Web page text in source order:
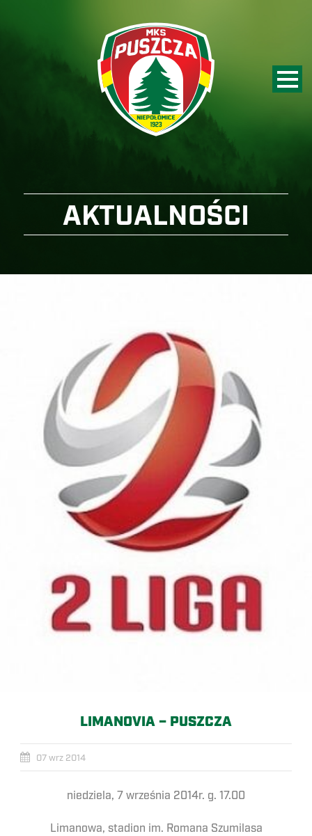
AKTUALNOŚCI
LIMANOVIA – PUSZCZA
07 wrz 2014
niedziela, 7 września 2014r. g. 17.00
Limanowa, stadion im. Romana Szumilasa